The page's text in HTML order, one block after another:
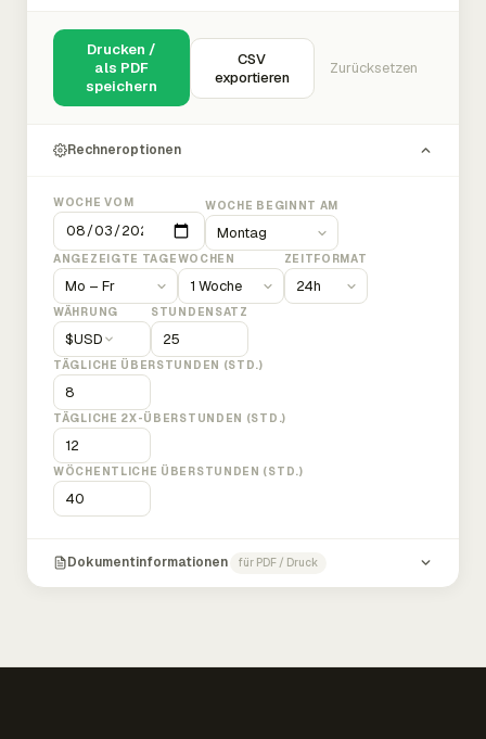
Drucken /
als PDF
speichern
CSV
exportieren
Zurücksetzen
Rechneroptionen
WOCHE VOM WOCHE BEGINNT AM
ANGEZEIGTE TAGEWOCHEN ZEITFORMAT
WÄHRUNG
$USD
STUNDENSATZ
TÄGLICHE ÜBERSTUNDEN (STD.)
TÄGLICHE 2X-ÜBERSTUNDEN (STD.)
WÖCHENTLICHE ÜBERSTUNDEN (STD.)
Dokumentinformationen für PDF / Druck